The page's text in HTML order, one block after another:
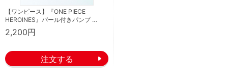
【ワンピース】『ONE PIECE
HEROINES』パール付きパンプ …
2,200円